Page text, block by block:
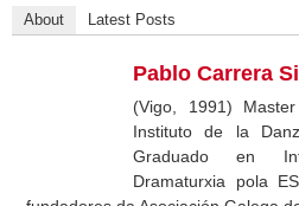
About Latest Posts
Pablo Carrera
(Vigo, 1991)
Instituto de la
Graduado en
Dramaturxia pola